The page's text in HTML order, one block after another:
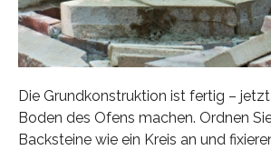
Die Grundkonstruktion ist fertig –
Boden des Ofens machen. Ordnen
Backsteine wie ein Kreis an und